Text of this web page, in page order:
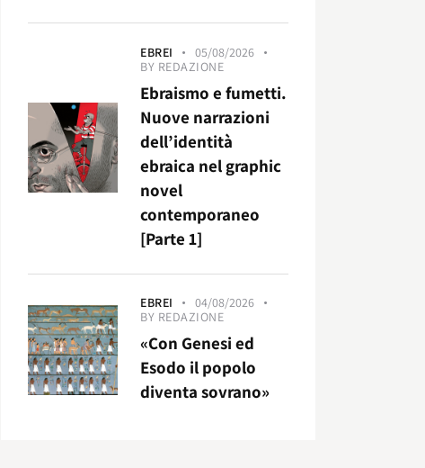
EBREI
05/08/2026
BY REDAZIONE
Ebraismo e fumetti.
Nuove narrazioni
dell’identità
ebraica nel graphic
novel
contemporaneo
[Parte 1]
EBREI
04/08/2026
BY REDAZIONE
«Con Genesi ed
Esodo il popolo
diventa sovrano»